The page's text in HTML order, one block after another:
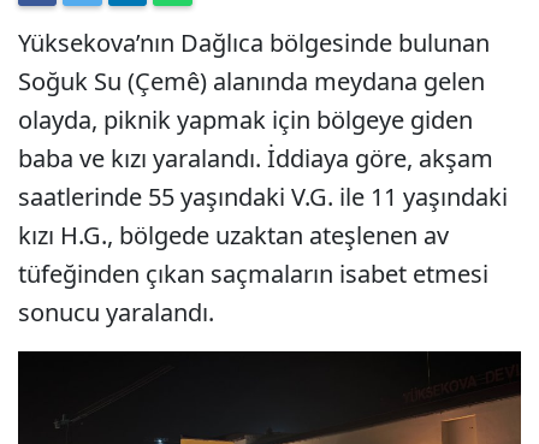
Yüksekova’nın Dağlıca bölgesinde bulunan
Soğuk Su (Çemê) alanında meydana gelen
olayda, piknik yapmak için bölgeye giden
baba ve kızı yaralandı. İddiaya göre, akşam
saatlerinde 55 yaşındaki V.G. ile 11 yaşındaki
kızı H.G., bölgede uzaktan ateşlenen av
tüfeğinden çıkan saçmaların isabet etmesi
sonucu yaralandı.